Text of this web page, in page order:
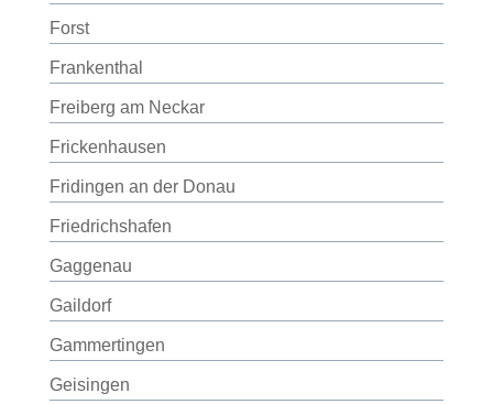
Forst
Frankenthal
Freiberg am Neckar
Frickenhausen
Fridingen an der Donau
Friedrichshafen
Gaggenau
Gaildorf
Gammertingen
Geisingen